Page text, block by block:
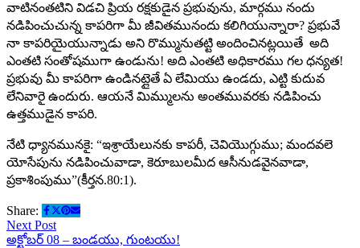
వాటినంతటిని విడచి ప్రియ రక్షకుడైన ప్రభువును, మార్గము నందు
నడిపించుచున్న కాపరిగా మీ జీవితమునందు కలిగియున్నారా? ప్రభువే
నా కాపరియైయున్నాడు అని రొమ్మునుతట్టి అందించినట్లయితే అది
ఎంతటి సంతోషముగా ఉండును! అది ఎంతటి అధికారము గల ధన్యత!
ప్రభువు మీ కాపరిగా ఉండినట్లైతే ఏ లేమియు ఉండదు, ఎట్టి కుదువ
లేనివారై ఉందురు. ఆయనే మిమ్ములను అంతమువరకు నడిపించు
ఉత్తముడైన కాపరి.
నేటి ధ్యానమునకై: “ఇశ్రాయేలునకు కాపరీ, చెవియొగ్గుము; మందవలె
యోసేపును నడిపించువాడా, కెరూబులమీద ఆసీనుడవైనవాడా,
ప్రకాశింపుము”(కీర్తన.80:1).
Share:
Next Post
అక్టోబర్ 08 – బండయు, గుంటయు!